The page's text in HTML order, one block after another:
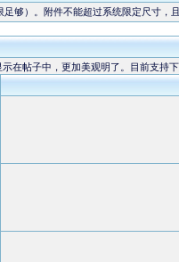
）。附件不能超过系统限定尺寸，
在帖子中，更加美观明了。目前支持下